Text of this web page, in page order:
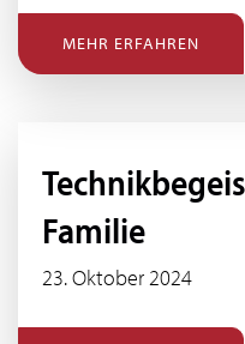
MEHR ERFAHREN
Familie
23. Oktober 2024